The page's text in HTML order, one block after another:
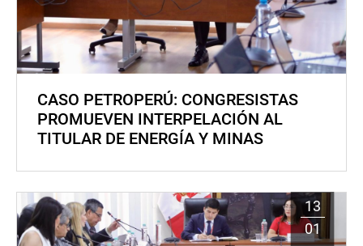
CASO PETROPERÚ: CONGRESISTAS
PROMUEVEN INTERPELACIÓN AL
TITULAR DE ENERGÍA Y MINAS
13
01